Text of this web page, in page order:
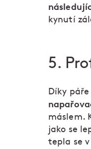
kynutí
5.
Díky
máslem.
jako se
tepla se